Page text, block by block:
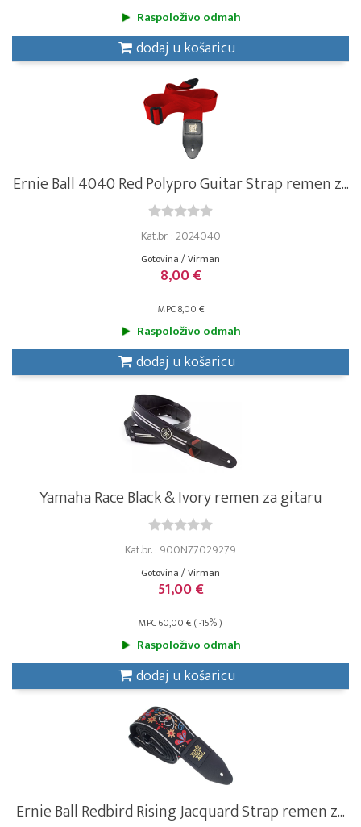
Raspoloživo odmah
dodaj u košaricu
Ernie Ball 4040 Red Polypro Guitar Strap remen z...
Kat.br. : 2024040
Gotovina / Virman
8,00 €
MPC 8,00 €
Raspoloživo odmah
dodaj u košaricu
Yamaha Race Black & Ivory remen za gitaru
Kat.br. : 900N77029279
Gotovina / Virman
51,00 €
MPC 60,00 € ( -15% )
Raspoloživo odmah
dodaj u košaricu
Ernie Ball Redbird Rising Jacquard Strap remen z...